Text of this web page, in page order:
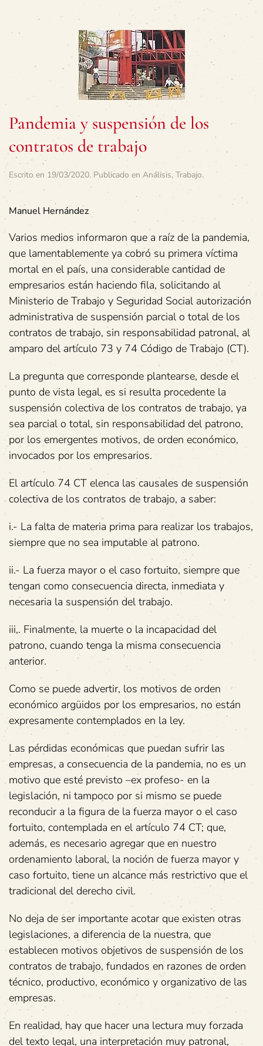
Pandemia y suspensión de los
contratos de trabajo
Escrito en 19/03/2020. Publicado en Análisis, Trabajo.
Manuel Hernández
Varios medios informaron que a raíz de la pandemia,
que lamentablemente ya cobró su primera víctima
mortal en el país, una considerable cantidad de
empresarios están haciendo fila, solicitando al
Ministerio de Trabajo y Seguridad Social autorización
administrativa de suspensión parcial o total de los
contratos de trabajo, sin responsabilidad patronal, al
amparo del artículo 73 y 74 Código de Trabajo (CT).
La pregunta que corresponde plantearse, desde el
punto de vista legal, es si resulta procedente la
suspensión colectiva de los contratos de trabajo, ya
sea parcial o total, sin responsabilidad del patrono,
por los emergentes motivos, de orden económico,
invocados por los empresarios.
El artículo 74 CT elenca las causales de suspensión
colectiva de los contratos de trabajo, a saber:
i.- La falta de materia prima para realizar los trabajos,
siempre que no sea imputable al patrono.
ii.- La fuerza mayor o el caso fortuito, siempre que
tengan como consecuencia directa, inmediata y
necesaria la suspensión del trabajo.
iii,. Finalmente, la muerte o la incapacidad del
patrono, cuando tenga la misma consecuencia
anterior.
Como se puede advertir, los motivos de orden
económico argüidos por los empresarios, no están
expresamente contemplados en la ley.
Las pérdidas económicas que puedan sufrir las
empresas, a consecuencia de la pandemia, no es un
motivo que esté previsto –ex profeso- en la
legislación, ni tampoco por si mismo se puede
reconducir a la figura de la fuerza mayor o el caso
fortuito, contemplada en el artículo 74 CT; que,
además, es necesario agregar que en nuestro
ordenamiento laboral, la noción de fuerza mayor y
caso fortuito, tiene un alcance más restrictivo que el
tradicional del derecho civil.
No deja de ser importante acotar que existen otras
legislaciones, a diferencia de la nuestra, que
establecen motivos objetivos de suspensión de los
contratos de trabajo, fundados en razones de orden
técnico, productivo, económico y organizativo de las
empresas.
En realidad, hay que hacer una lectura muy forzada
del texto legal, una interpretación muy patronal,